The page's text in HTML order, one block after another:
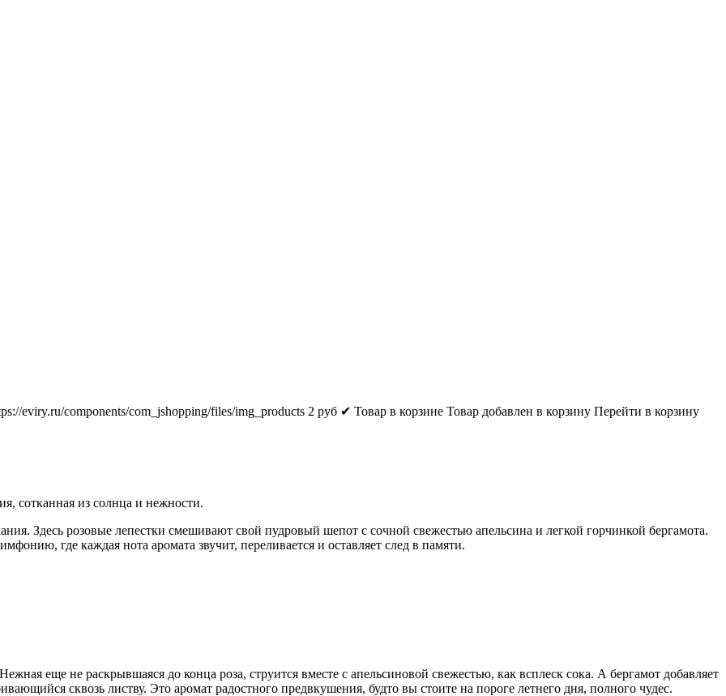
eviry.ru/components/com_jshopping/files/img_products 2 руб ✔ Товар в корзине Товар добавлен в корзину Перейти в корзину
сотканная из солнца и нежности.
Здесь розовые лепестки смешивают свой пудровый шепот с сочной свежестью апельсина и легкой горчинкой бергамота.
где каждая нота аромата звучит, переливается и оставляет след в памяти.
еще не раскрывшаяся до конца роза, струится вместе с апельсиновой свежестью, как всплеск сока. А бергамот добавляет
сквозь листву. Это аромат радостного предвкушения, будто вы стоите на пороге летнего дня, полного чудес.